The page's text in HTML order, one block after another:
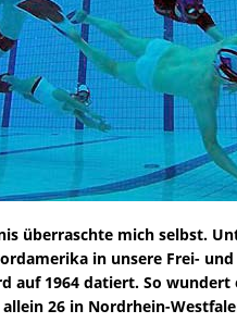
überraschte mich selbst.
in unsere Frei-
auf 1964 datiert. So
26 in Nordrhein-